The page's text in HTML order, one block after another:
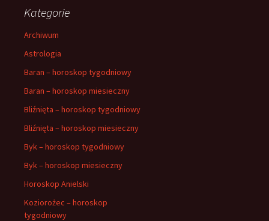
Kategorie
Archiwum
Astrologia
Baran – horoskop tygodniowy
Baran – horoskop miesieczny
Bliźnięta – horoskop tygodniowy
Bliźnięta – horoskop miesieczny
Byk – horoskop tygodniowy
Byk – horoskop miesieczny
Horoskop Anielski
Koziorożec – horoskop
tygodniowy